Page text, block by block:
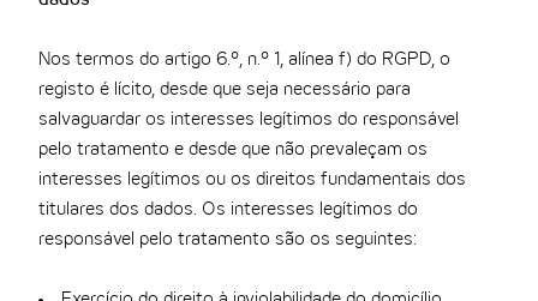
Nos termos do artigo 6.º, n.º 1, alínea f) do RGPD, o
registo é lícito, desde que seja necessário para
salvaguardar os interesses legítimos do responsável
pelo tratamento e desde que não prevaleçam os
interesses legítimos ou os direitos fundamentais dos
titulares dos dados. Os interesses legítimos do
responsável pelo tratamento são os seguintes: